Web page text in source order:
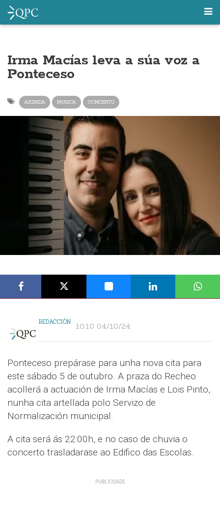
Irma Macías leva a súa voz a
Ponteceso
AXENDA MUSICA CONCERTO
REDACCIÓN 10:10 04/10/24
Ponteceso prepárase para unha nova cita para
este sábado 5 de outubro. A praza do Recheo
acollerá a actuación de Irma Macías e Lois Pinto,
nunha cita artellada polo Servizo de
Normalización municipal.
A cita será ás 22:00h, e no caso de chuvia o
concerto trasladarase ao Edifico das Escolas.